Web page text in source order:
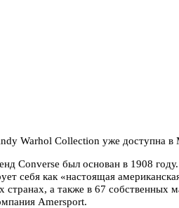
Warhol Collection уже доступна в
Converse был основан в 1908
себя как «настоящая
странах, а также в 67
Amersport.